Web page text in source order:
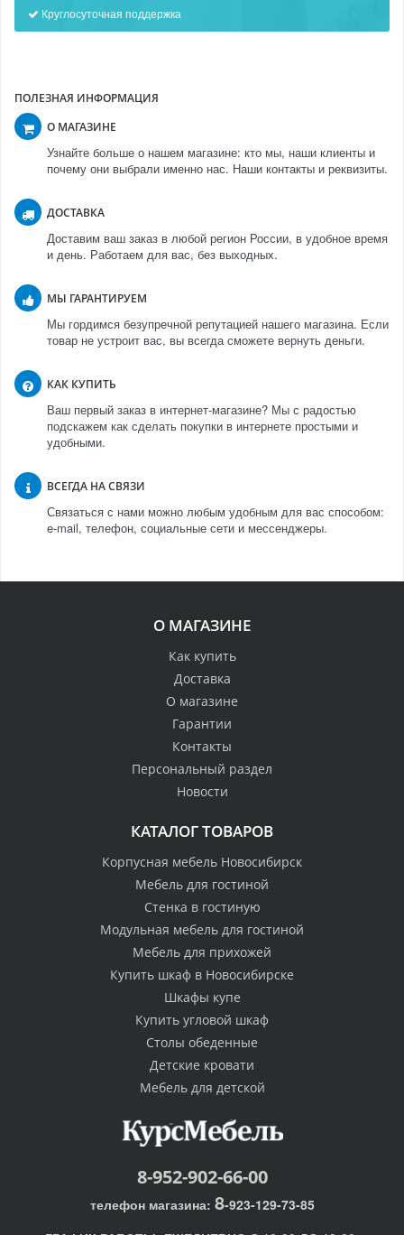
Круглосуточная поддержка
ПОЛЕЗНАЯ ИНФОРМАЦИЯ
О МАГАЗИНЕ
Узнайте больше о нашем магазине: кто мы, наши клиенты и
почему они выбрали именно нас. Наши контакты и реквизиты.
ДОСТАВКА
Доставим ваш заказ в любой регион России, в удобное время
и день. Работаем для вас, без выходных.
МЫ ГАРАНТИРУЕМ
Мы гордимся безупречной репутацией нашего магазина. Если
товар не устроит вас, вы всегда сможете вернуть деньги.
КАК КУПИТЬ
Ваш первый заказ в интернет-магазине? Мы с радостью
подскажем как сделать покупки в интернете простыми и
удобными.
ВСЕГДА НА СВЯЗИ
Связаться с нами можно любым удобным для вас способом:
e-mail, телефон, социальные сети и мессенджеры.
О МАГАЗИНЕ
Как купить
Доставка
О магазине
Гарантии
Контакты
Персональный раздел
Новости
КАТАЛОГ ТОВАРОВ
Корпусная мебель Новосибирск
Мебель для гостиной
Стенка в гостиную
Модульная мебель для гостиной
Мебель для прихожей
Купить шкаф в Новосибирске
Шкафы купе
Купить угловой шкаф
Столы обеденные
Детские кровати
Мебель для детской
8-952-902-66-00
телефон магазина: 8-923-129-73-85